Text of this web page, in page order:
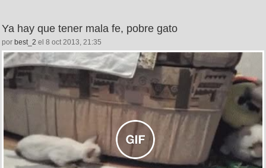
Ya hay que tener mala fe, pobre gato
por best_2 el 8 oct 2013, 21:35